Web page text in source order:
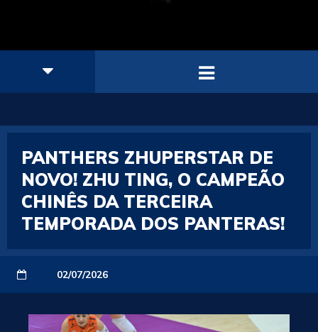
PANTHERS ZHUPERSTAR DE
NOVO! ZHU TING, O CAMPEÃO
CHINÊS DA TERCEIRA
TEMPORADA DOS PANTERAS!
02/07/2026